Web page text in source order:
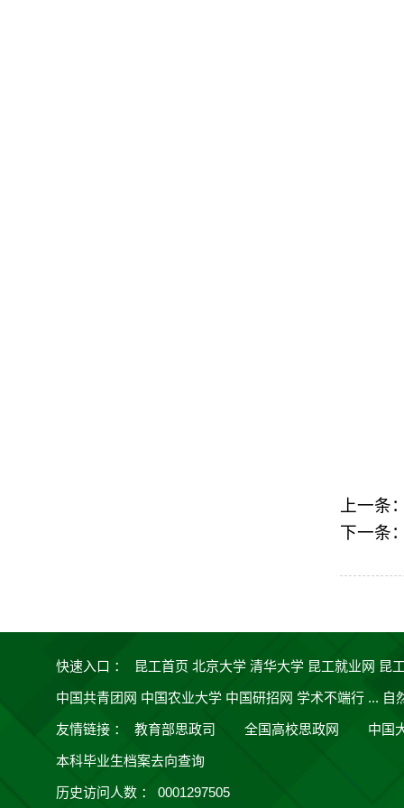
上一条
下一条
快速入口 ： 昆工首页 北京大学 清华大学 昆工就业网 昆
中国共青团网 中国农业大学 中国研招网 学术不端行 ... 自
友情链接 ： 教育部思政司 全国高校思政网 中国
本科毕业生档案去向查询
历史访问人数 ： 0001297505